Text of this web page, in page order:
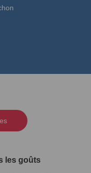
les goûts